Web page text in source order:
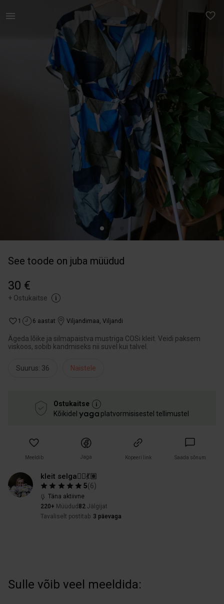
See toode on juba müüdud
30 €
+ Ostukaitse
1 6 aastat Viljandimaa, Viljandi
Ägeda lõike ja silmapaistva mustriga COSi kleit. Veidi paksem
viskoos, sobib kandmiseks nii suvel kui talvel.
Suurus: 36 Naistele
Ostukaitse
Kõikidel
platvormisisestel tellimustel
Meeldib Jaga Kopeeri link Saada sõnum
kleit selga🧞‍♀️💃🏽
5(6)
Täna aktiivne
220+ Müüdud 82 Jälgijat
Tavaliselt postitab 3 päevaga
Sulle võib veel meeldida: